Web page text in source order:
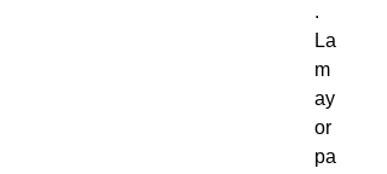
.
La
m
ay
or
pa